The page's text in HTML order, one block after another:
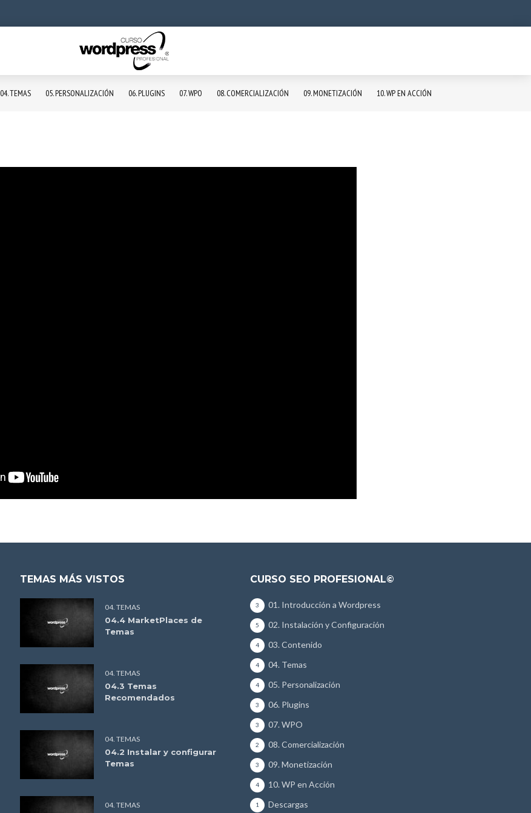
04. TEMAS 05. PERSONALIZACIÓN 06. PLUGINS 07. WPO 08. COMERCIALIZACIÓN 09. MONETIZACIÓN 10. WP EN ACCIÓN
TEMAS MÁS VISTOS
04. TEMAS
04.4 MarketPlaces de
Temas
04. TEMAS
04.3 Temas
Recomendados
04. TEMAS
04.2 Instalar y configurar
Temas
04. TEMAS
CURSO SEO PROFESIONAL©
01. Introducción a Wordpress
3
02. Instalación y Configuración
5
03. Contenido
4
04. Temas
4
05. Personalización
4
06. Plugins
3
07. WPO
3
08. Comercialización
2
09. Monetización
3
10. WP en Acción
4
Descargas
1